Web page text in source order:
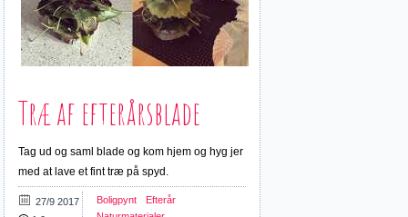
Træ af efterårsblade
Tag ud og saml blade og kom hjem og hyg jer
med at lave et fint træ på spyd.
27/9 2017
Boligpynt
Efterår